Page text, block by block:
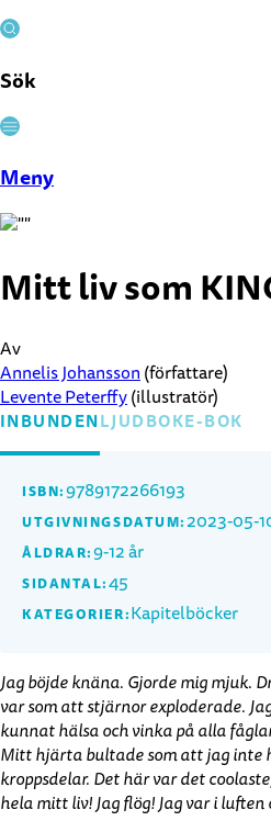
Sök
Stäng
Meny
Mitt liv som
Av
Annelis Johansson (författare)
Levente Peterffy(illustratör)
INBUNDENLJUDBOKE-BOK
ISBN:9789172266193
UTGIVNINGSDATUM: 2023-05-
ÅLDRAR:9-12 år
SIDANTAL:45
KATEGORIER:Kapitelböcker
Jag böjde knäna. Gjorde mig mjuk.
var som att stjärnor exploderade.
kunnat hälsa och vinka på alla
Mitt hjärta bultade som att jag inte
kroppsdelar. Det här var det
hela mitt liv! Jag flög! Jag var i luften